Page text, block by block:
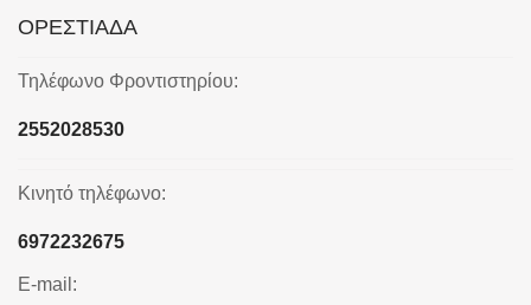
ΟΡΕΣΤΙΑΔΑ
Τηλέφωνο Φροντιστηρίου:
2552028530
Κινητό τηλέφωνο:
6972232675
E-mail: